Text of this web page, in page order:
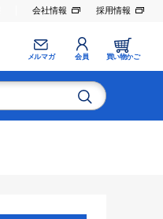
会社情報 採用情報
メルマガ 会員 買い物かご